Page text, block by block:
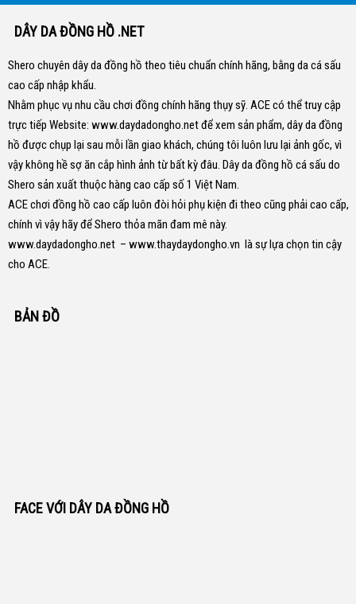
DÂY DA ĐỒNG HỒ .NET
Shero chuyên dây da đồng hồ theo tiêu chuẩn chính hãng, bằng da cá sấu
cao cấp nhập khẩu.
Nhằm phục vụ nhu cầu chơi đồng chính hãng thụy sỹ. ACE có thể truy cập
trực tiếp Website: www.daydadongho.netđể xem sản phẩm, dây da đồng
hồ được chụp lại sau mỗi lần giao khách, chúng tôi luôn lưu lại ảnh gốc, vì
vậy không hề sợ ăn cắp hình ảnh từ bất kỳ đâu. Dây da đồng hồ cá sấu do
Shero sản xuất thuộc hàng cao cấp số 1 Việt Nam.
ACE chơi đồng hồ cao cấp luôn đòi hỏi phụ kiện đi theo cũng phải cao cấp,
chính vì vậy hãy để Shero thỏa mãn đam mê này.
www.daydadongho.net – www.thaydaydongho.vn là sự lựa chọn tin cậy
cho ACE.
BẢN ĐỒ
FACE VỚI DÂY DA ĐỒNG HỒ